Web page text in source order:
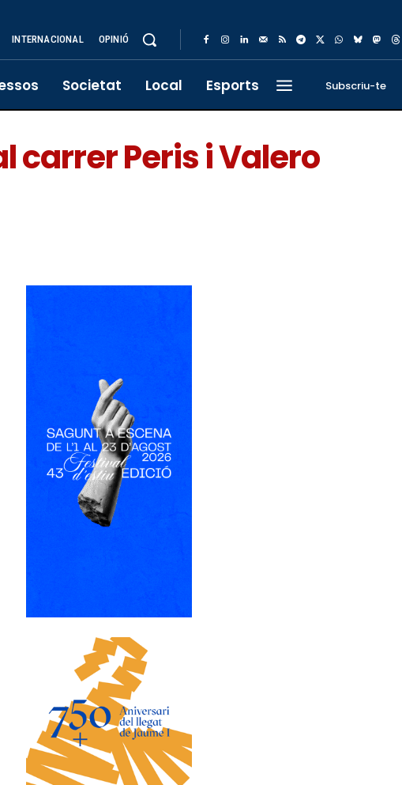
INTERNACIONAL OPINIÓ
Societat Local Esports Subscriu-te
carrer Peris i Valero